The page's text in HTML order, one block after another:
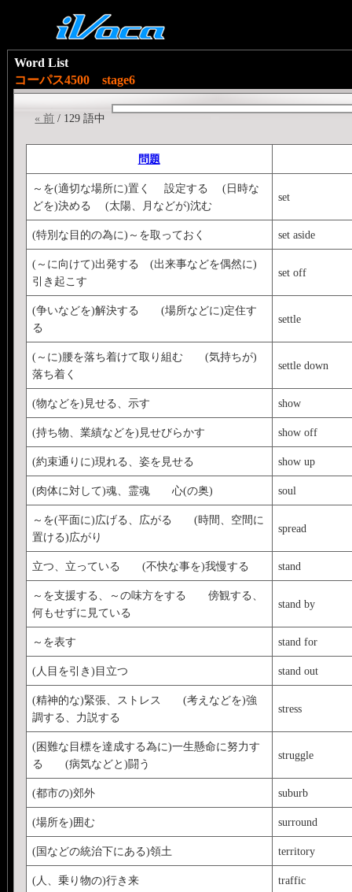
Word List
コーパス4500 stage6
« 前 / 129 語中
問題
～を(適切な場所に)置く 設定する (日時な
どを)決める (太陽、月などが)沈む
set
(特別な目的の為に)～を取っておく set aside
(～に向けて)出発する (出来事などを偶然に)
引き起こす
set off
(争いなどを)解決する (場所などに)定住す
る
settle
(～に)腰を落ち着けて取り組む (気持ちが)
落ち着く
settle down
(物などを)見せる、示す show
(持ち物、業績などを)見せびらかす show off
(約束通りに)現れる、姿を見せる show up
(肉体に対して)魂、霊魂 心(の奥) soul
～を(平面に)広げる、広がる (時間、空間に
置ける)広がり
spread
立つ、立っている (不快な事を)我慢する stand
～を支援する、～の味方をする 傍観する、
何もせずに見ている
stand by
～を表す stand for
(人目を引き)目立つ stand out
(精神的な)緊張、ストレス (考えなどを)強
調する、力説する
stress
(困難な目標を達成する為に)一生懸命に努力す
る (病気などと)闘う
struggle
(都市の)郊外 suburb
(場所を)囲む surround
(国などの統治下にある)領土 territory
(人、乗り物の)行き来 traffic